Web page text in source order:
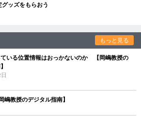
ッズをもらおう
もっと見る
いる位置情報はおっかないのか 【岡嶋教授の
教授のデジタル指南】